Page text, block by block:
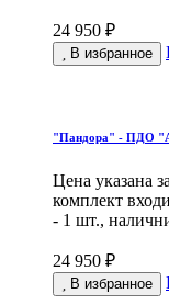
24 950 ₽
В избранное
"Пандора" - ПДО
Цена указана
комплект
- 1 шт.,
24 950 ₽
В избранное